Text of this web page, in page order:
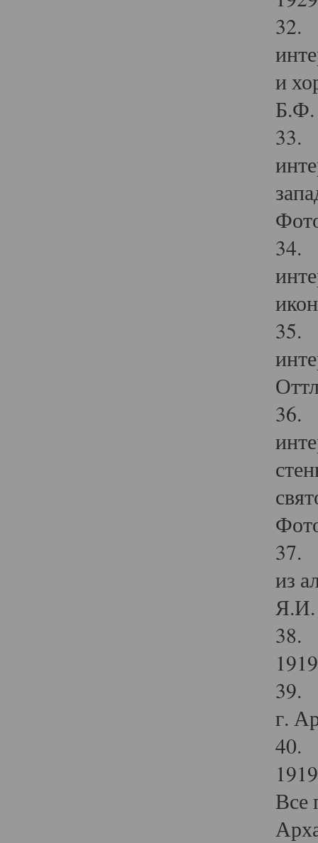
32.
и
Б.Ф.
33.
34.
35.
36.
37.
из
Я.И.
38.
39.
г.
40.
Все